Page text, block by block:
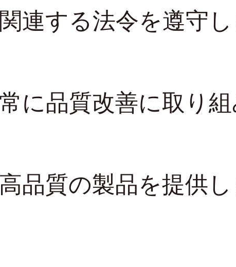
連する法令を遵守し
に品質改善に取り組
品質の製品を提供し